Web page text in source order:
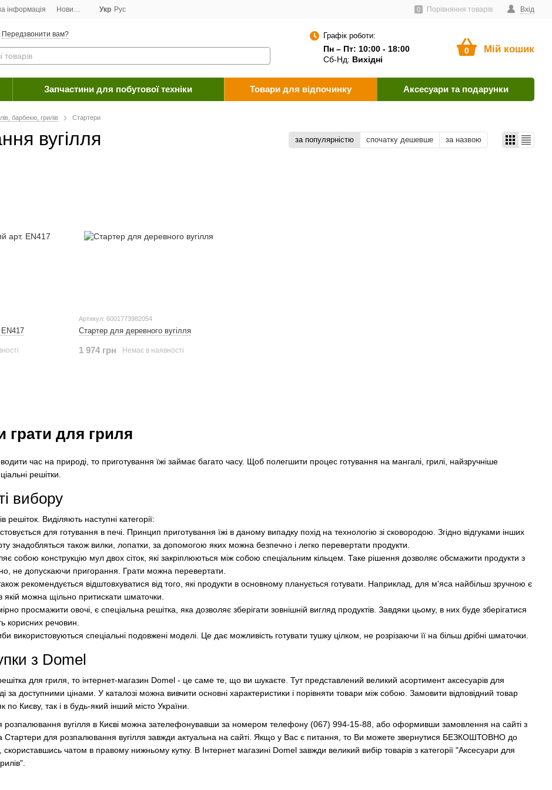
інформація Новини Договір публічної оферти Як оплатити? Вхід
0 Порівняння товарів
Укр Рус
Передзвонити вам? Графік роботи:
Пн – Пт: 10:00 - 18:00
Сб-Нд: Вихідні
0 Мій кошик
Запчастини для побутової техніки Товари для відпочинку Аксесуари та подарунки
барбекю, грилів Стартери
вугілля
грати для гриля
час на природі, то приготування їжі займає багато часу. Щоб полегшити процес готування на мангалі, грилі, найзручніше
решітки.
вибору
решіток. Виділяють наступні категорії:
для готування в печі. Принцип приготування їжі в даному випадку похід на технологію зі сковородою. Згідно відгуками інших
знадобляться також вилки, лопатки, за допомогою яких можна безпечно і легко перевертати продукти.
собою конструкцію мул двох сіток, які закріплюються між собою спеціальним кільцем. Таке рішення дозволяє обсмажити продукти з
не допускаючи пригорання. Грати можна перевертати.
рекомендується відштовхуватися від того, які продукти в основному планується готувати. Наприклад, для м'яса найбільш зручною є
якій можна щільно притискати шматочки.
просмажити овочі, є спеціальна решітка, яка дозволяє зберігати зовнішній вигляд продуктів. Завдяки цьому, в них буде зберігатися
корисних речовин.
використовуються спеціальні подовжені моделі. Це дає можливість готувати тушку цілком, не розрізаючи її на більш дрібні шматочки.
з Domel
для гриля, то інтернет-магазин Domel - це саме те, що ви шукаєте. Тут представлений великий асортимент аксесуарів для
за доступними цінами. У каталозі можна вивчити основні характеристики і порівняти товари між собою. Замовити відповідний товар
по Києву, так і в будь-який інший місто України.
розпалювання вугілля в Києві можна зателефонувавши за номером телефону (067) 994-15-88, або оформивши замовлення на сайті з
Стартери для розпалювання вугілля завжди актуальна на сайті. Якщо у Вас є питання, то Ви можете звернутися БЕЗКОШТОВНО до
скориставшись чатом в правому нижньому кутку. В Інтернет магазині Domel завжди великий вибір товарів з категорії "Аксесуари для
за популярністю спочатку дешевше за назвою
EN417
Артикул: 6001773982054
Стартер для деревного вугілля
1 974 грн Немає в наявності